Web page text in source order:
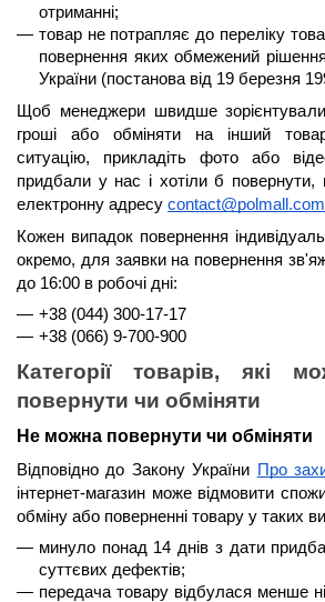
отриманні;
товар не потрапляє до переліку
повернення яких обмежений
України (постанова від 19 березня
Щоб менеджери швидше
гроші або обміняти на інший
ситуацію, прикладіть фото або
придбали у нас і хотіли б повернути,
електронну адресу
Кожен випадок повернення
окремо, для заявки на повернення
до 16:00 в робочі дні:
+38 (044) 300-17-17
+38 (066) 9-700-900
Категорії товарів, які
повернути чи обміняти
Не можна повернути чи обміняти
Відповідно до Закону України Про
інтернет-магазин може відмовити
обміну або поверненні товару у таких
минуло понад 14 днів з дати
суттєвих дефектів;
передача товару відбулася менше